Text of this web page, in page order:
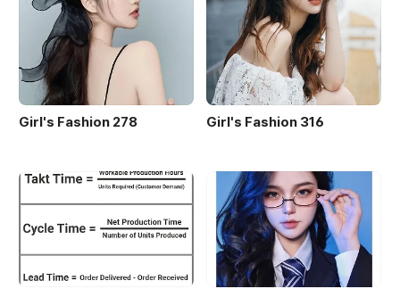
모라미띠에 식당의 편안함, 분위기, 서비스, 식기는 별점(스
타)의 고려사항이 아닙니다. 식당의 편안함이나 품격은 다
른 픽토그램으로 표기합니다. 미쉐린 가이드 - 빕 구르망
서울 ..
Girl's Fashion 278 Girl's Fashion 316